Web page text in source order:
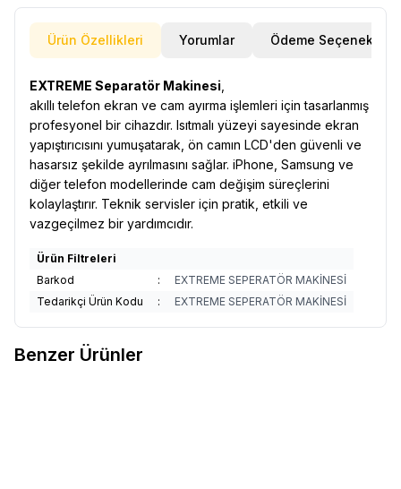
Ürün Özellikleri Yorumlar Ödeme Seçenekleri
EXTREME Separatör Makinesi
akıllı telefon ekran ve cam ayırma işlemleri için tasarlanmış
profesyonel bir cihazdır. Isıtmalı yüzeyi sayesinde ekran
yapıştırıcısını yumuşatarak, ön camın LCD'den güvenli ve
hasarsız şekilde ayrılmasını sağlar. iPhone, Samsung ve
diğer telefon modellerinde cam değişim süreçlerini
kolaylaştırır. Teknik servisler için pratik, etkili ve
vazgeçilmez bir yardımcıdır.
Ürün Filtreleri
Barkod
:
EXTREME SEPERATÖR MAKİNESİ
Tedarikçi Ürün Kodu
: EXTREME SEPERATÖR MAKİNESİ
Benzer Ürünler